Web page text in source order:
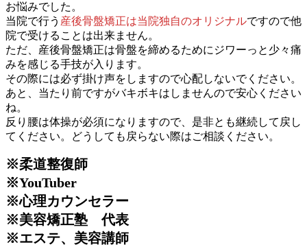
お悩みでした。
当院で行う 産後骨盤矯正は当院独自のオリジナルですので他
院で受けることは出来ません。
ただ、産後骨盤矯正は骨盤を締めるためにジワーっと少々痛
みを感じる手技が入ります。
その際には必ず掛け声をしますので心配しないでください。
あと、当たり前ですがバキボキはしませんので安心ください
ね。
反り腰は体操が必須になりますので、是非とも継続して戻し
てください。どうしても戻らない際はご相談ください。
※柔道整復師
※YouTuber
※心理カウンセラー
※美容矯正塾 代表
※エステ、美容講師